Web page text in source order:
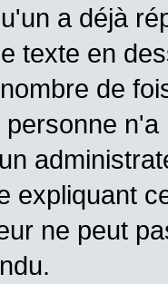
a déjà
texte en
de
expliquant
ne peut